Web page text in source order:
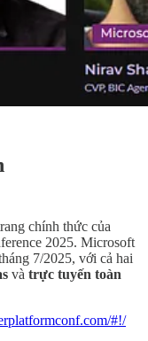
chính thức của
2025. Microsoft
7/2025, với cả hai
và trực tuyến toàn
#!/